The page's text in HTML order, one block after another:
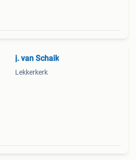
j. van Schaik
Lekkerkerk